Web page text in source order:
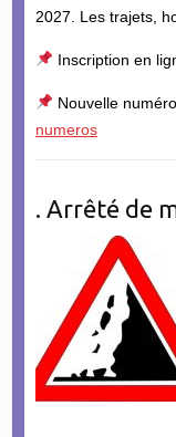
2027. Les trajets,
Inscription en
Nouvelle
numeros
. Arrêté de